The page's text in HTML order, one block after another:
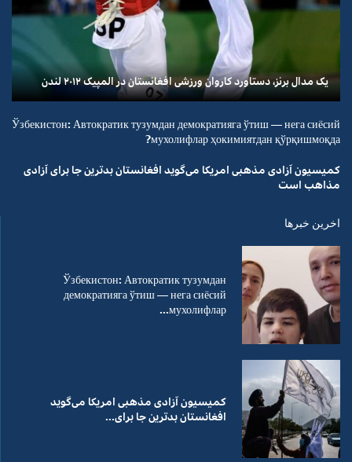
یک مدال برنز، دستاورد کاروان ورزشی افغانستان در المپیک ۲۰۱۲ لندن
Ўзбекистон: Автократик тузумдан демократияга ўтиш — нега сиёсий
мухолифлар ҳокимиятдан қўрқишмоқда?
کمیسیون آزادی مذهبی امریکا می‌گوید افغانستان بدترین جا برای آزادی
مذاهب است
اخرین خبرها
Ўзбекистон: Автократик тузумдан
демократияга ўтиш — нега сиёсий
мухолифлар...
کمیسیون آزادی مذهبی امریکا می‌گوید
افغانستان بدترین جا برای...